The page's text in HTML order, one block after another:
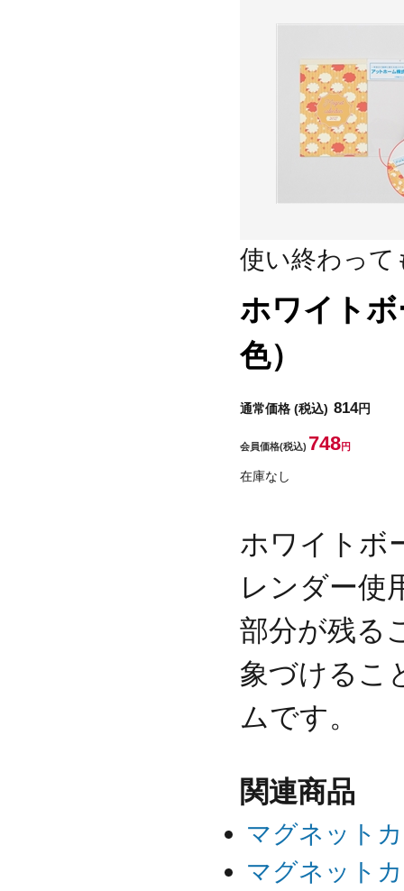
使い終わって
ホワイト
色）
通常価格 (税込) 814円
会員価格(税込) 748円
在庫なし
ホワイトボ
レンダー使
部分が残る
象づけるこ
ムです。
関連商品
マグネット
マグネット